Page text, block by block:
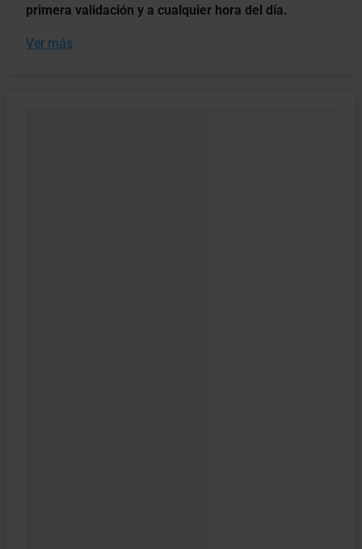
primera validación y a cualquier hora del día.
Ver más